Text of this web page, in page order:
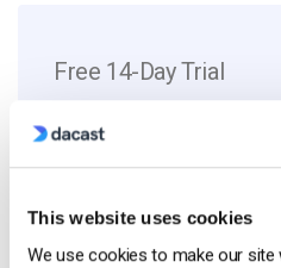
This website uses cookies
We use cookies to make our site
Free 14-Day Trial
No credit card required